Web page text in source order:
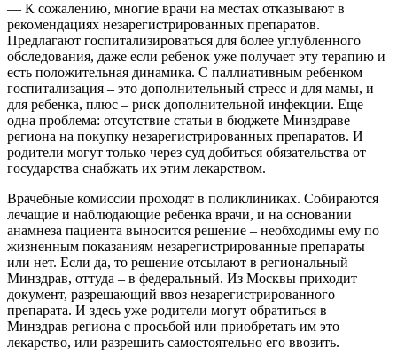
— К сожалению, многие врачи на местах отказывают в
рекомендациях незарегистрированных препаратов.
Предлагают госпитализироваться для более углубленного
обследования, даже если ребенок уже получает эту терапию и
есть положительная динамика. С паллиативным ребенком
госпитализация – это дополнительный стресс и для мамы, и
для ребенка, плюс – риск дополнительной инфекции. Еще
одна проблема: отсутствие статьи в бюджете Минздраве
региона на покупку незарегистрированных препаратов. И
родители могут только через суд добиться обязательства от
государства снабжать их этим лекарством.
Врачебные комиссии проходят в поликлиниках. Собираются
лечащие и наблюдающие ребенка врачи, и на основании
анамнеза пациента выносится решение – необходимы ему по
жизненным показаниям незарегистрированные препараты
или нет. Если да, то решение отсылают в региональный
Минздрав, оттуда – в федеральный. Из Москвы приходит
документ, разрешающий ввоз незарегистрированного
препарата. И здесь уже родители могут обратиться в
Минздрав региона с просьбой или приобретать им это
лекарство, или разрешить самостоятельно его ввозить.